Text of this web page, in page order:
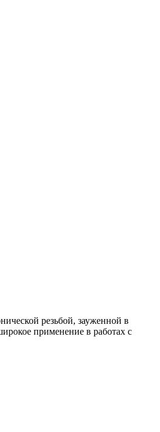
резьбой, зауженной в
применение в работах с